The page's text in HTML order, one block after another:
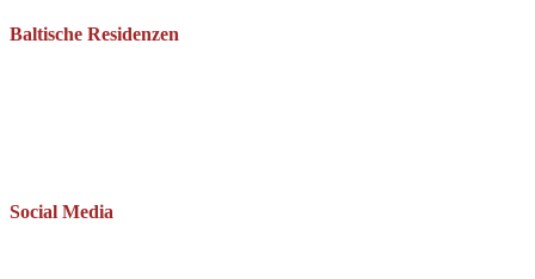
Baltische Residenzen
Social Media